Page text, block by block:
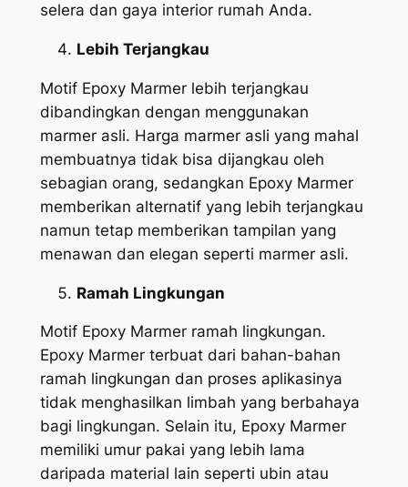
selera dan gaya interior rumah Anda.
Lebih Terjangkau
Motif Epoxy Marmer lebih terjangkau
dibandingkan dengan menggunakan
marmer asli. Harga marmer asli yang mahal
membuatnya tidak bisa dijangkau oleh
sebagian orang, sedangkan Epoxy Marmer
memberikan alternatif yang lebih terjangkau
namun tetap memberikan tampilan yang
menawan dan elegan seperti marmer asli.
Ramah Lingkungan
Motif Epoxy Marmer ramah lingkungan.
Epoxy Marmer terbuat dari bahan-bahan
ramah lingkungan dan proses aplikasinya
tidak menghasilkan limbah yang berbahaya
bagi lingkungan. Selain itu, Epoxy Marmer
memiliki umur pakai yang lebih lama
daripada material lain seperti ubin atau